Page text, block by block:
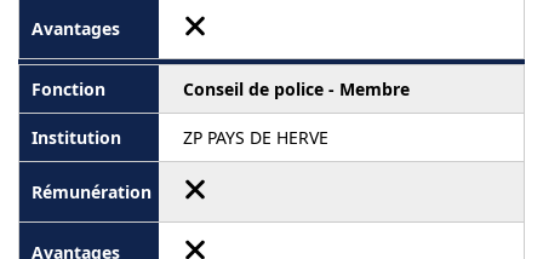
Conseil de police - Membre
ZP PAYS DE HERVE